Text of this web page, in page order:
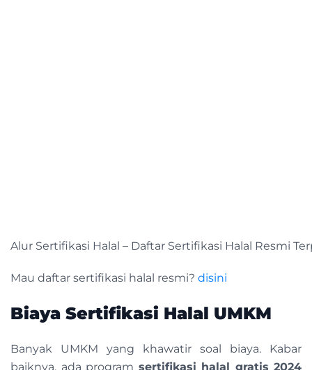
Alur Sertifikasi Halal – Daftar Sertifikasi Halal Resmi
Mau daftar sertifikasi halal resmi? disini
Biaya Sertifikasi Halal UMKM
Banyak UMKM yang khawatir soal biaya. Kabar
baiknya, ada program sertifikasi halal gratis 2024